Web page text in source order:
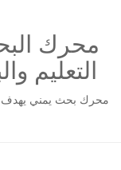
محرك
التعليم
محرك بحث يمني يهدف